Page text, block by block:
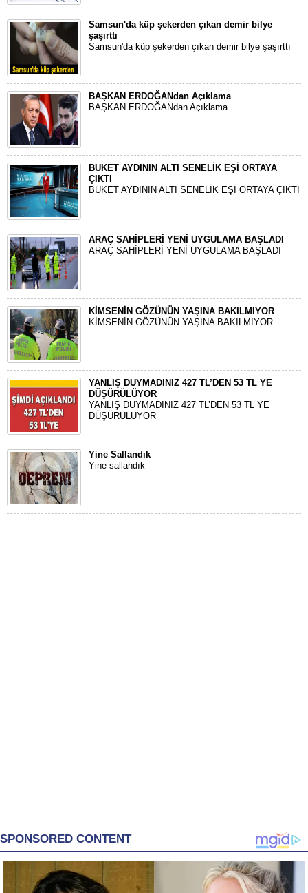
Samsun'da küp şekerden çıkan demir bilye
şaşırttı
Samsun'da küp şekerden çıkan demir bilye şaşırttı
BAŞKAN ERDOĞANdan Açıklama
BAŞKAN ERDOĞANdan Açıklama
BUKET AYDININ ALTI SENELİK EŞİ ORTAYA
ÇIKTI
BUKET AYDININ ALTI SENELİK EŞİ ORTAYA ÇIKTI
ARAÇ SAHİPLERİ YENİ UYGULAMA BAŞLADI
ARAÇ SAHİPLERİ YENİ UYGULAMA BAŞLADI
KİMSENİN GÖZÜNÜN YAŞINA BAKILMIYOR
KİMSENİN GÖZÜNÜN YAŞINA BAKILMIYOR
YANLIŞ DUYMADINIZ 427 TL’DEN 53 TL YE
DÜŞÜRÜLÜYOR
YANLIŞ DUYMADINIZ 427 TL’DEN 53 TL YE
DÜŞÜRÜLÜYOR
Yine Sallandık
Yine sallandık